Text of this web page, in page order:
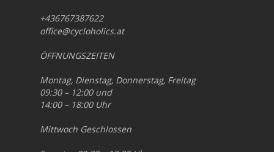
+436767387622
office@cycloholics.at
ÖFFNUNGSZEITEN
Montag, Dienstag, Donnerstag, Freitag
09:30 – 12:00 und
14:00 – 18:00 Uhr
Mittwoch Geschlossen